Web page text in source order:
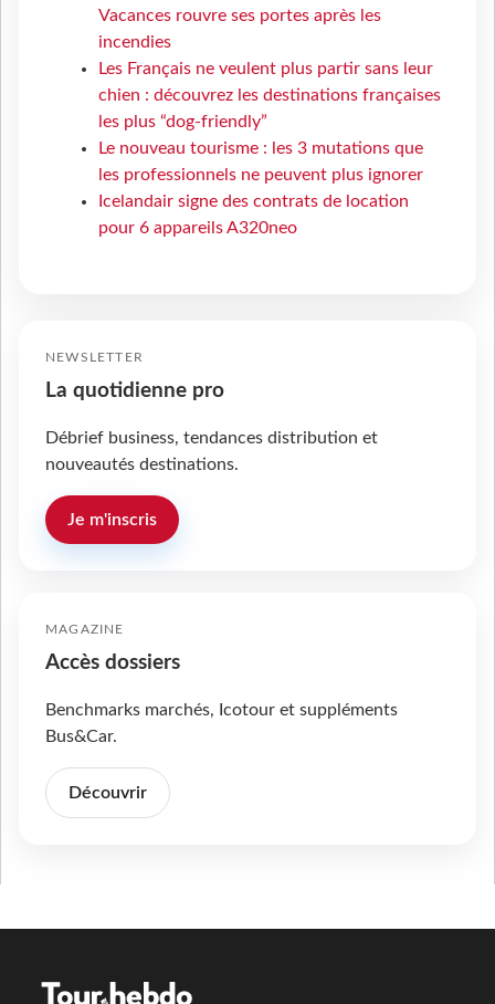
Vacances rouvre ses portes après les
incendies
Les Français ne veulent plus partir sans leur
chien : découvrez les destinations françaises
les plus “dog-friendly”
Le nouveau tourisme : les 3 mutations que
les professionnels ne peuvent plus ignorer
Icelandair signe des contrats de location
pour 6 appareils A320neo
NEWSLETTER
La quotidienne pro
Débrief business, tendances distribution et
nouveautés destinations.
Je m'inscris
MAGAZINE
Accès dossiers
Benchmarks marchés, Icotour et suppléments
Bus&Car.
Découvrir